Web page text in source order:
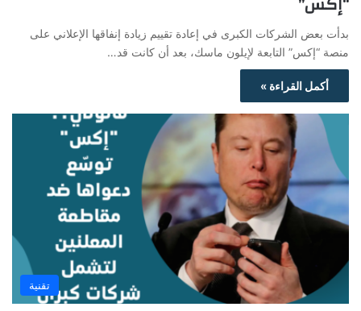
بدأت بعض الشركات الكبرى في إعادة تقييم زيادة إنفاقها الإعلاني على
منصة “إكس” التابعة لإيلون ماسك، بعد أن كانت قد…
أكمل القراءة »
تقنية